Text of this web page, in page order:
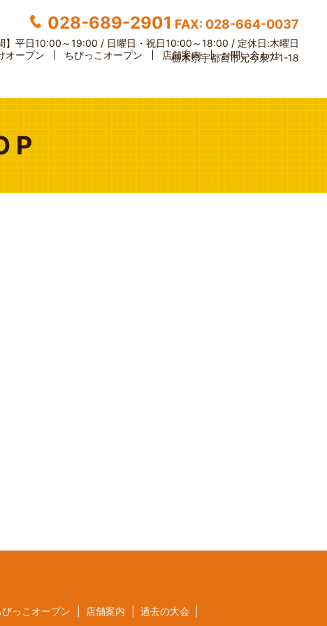
028-689-2901 FAX: 028-664-0037
平日10:00～19:00 / 日曜日・祝日10:00～18:00 / 定休日:木曜日
栃木県宇都宮市元今泉7-1-18
オープン ちびっこオープン 店舗案内 お問い合わせ
びっこオープン 店舗案内
過去の大会